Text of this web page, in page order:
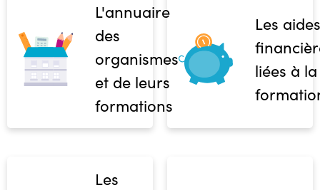
L'annuaire
des
organismes
et de leurs
formations
Les aides
liées à la
Les